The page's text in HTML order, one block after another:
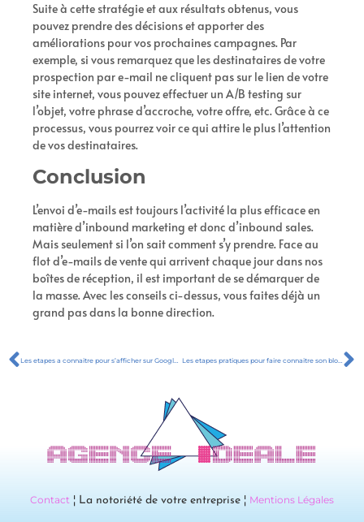
Suite à cette stratégie et aux résultats obtenus, vous
pouvez prendre des décisions et apporter des
améliorations pour vos prochaines campagnes. Par
exemple, si vous remarquez que les destinataires de votre
prospection par e-mail ne cliquent pas sur le lien de votre
site internet, vous pouvez effectuer un A/B testing sur
l’objet, votre phrase d’accroche, votre offre, etc. Grâce à ce
processus, vous pourrez voir ce qui attire le plus l’attention
de vos destinataires.
Conclusion
L’envoi d’e-mails est toujours l’activité la plus efficace en
matière d’inbound marketing et donc d’inbound sales.
Mais seulement si l’on sait comment s’y prendre. Face au
flot d’e-mails de vente qui arrivent chaque jour dans nos
boîtes de réception, il est important de se démarquer de
la masse. Avec les conseils ci-dessus, vous faites déjà un
grand pas dans la bonne direction.
Les etapes a connaitre pour s’afficher sur Google Maps Les etapes pratiques pour faire connaitre son blog Pro
Contact ¦ La notoriété de votre entreprise ¦ Mentions Légales